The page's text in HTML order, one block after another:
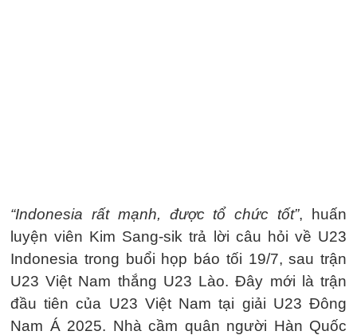
“Indonesia rất mạnh, được tổ chức tốt”, huấn
luyện viên Kim Sang-sik trả lời câu hỏi về U23
Indonesia trong buổi họp báo tối 19/7, sau trận
U23 Việt Nam thắng U23 Lào. Đây mới là trận
đầu tiên của U23 Việt Nam tại giải U23 Đông
Nam Á 2025. Nhà cầm quân người Hàn Quốc